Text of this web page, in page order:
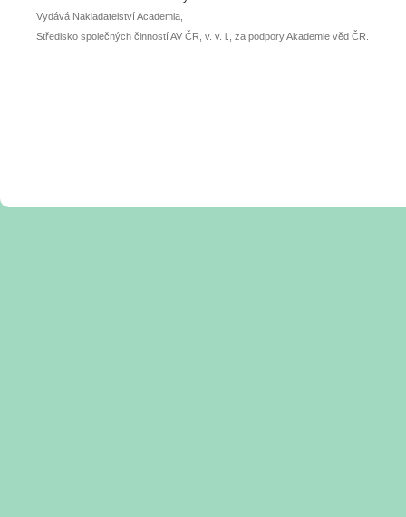
Vydává Nakladatelství Academia,
Středisko společných činností AV ČR, v. v. i., za podpory Akademie věd ČR.